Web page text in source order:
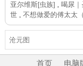
亚尔维斯[虫族]
喝尿
世
不想做爱的傅太太
首页 电脑